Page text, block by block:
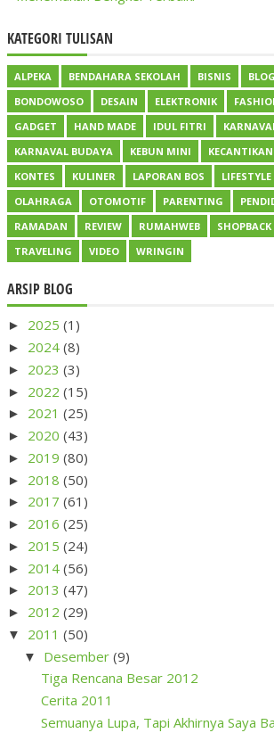
KATEGORI TULISAN
ALPEKA BENDAHARA SEKOLAH BISNIS
BONDOWOSO
DESAIN ELEKTRONIK
GADGET
HAND MADE IDUL FITRI
KARNAVAL BUDAYA
KEBUN MINI KECANTIKAN
KONTES
KULINER LAPORAN BOS LIFESTYLE
OLAHRAGA
OTOMOTIF PARENTING
RAMADAN
REVIEW RUMAHWEB SHOPBACK
TRAVELING
VIDEO WRINGIN
ARSIP BLOG
► 2025 (1)
► 2024 (8)
► 2023 (3)
► 2022 (15)
► 2021 (25)
► 2020 (43)
► 2019 (80)
► 2018 (50)
► 2017 (61)
► 2016 (25)
► 2015 (24)
► 2014 (56)
► 2013 (47)
► 2012 (29)
▼ 2011 (50)
▼ Desember (9)
Tiga Rencana Besar 2012
Cerita 2011
Semuanya Lupa, Tapi Akhirnya Saya